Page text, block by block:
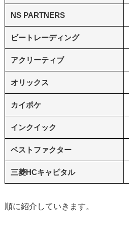
NS PARTNERS
ビートレーディング
アクリーティブ
オリックス
カイポケ
インクイック
ベストファクター
三菱HCキャピタル
順に紹介していきます。